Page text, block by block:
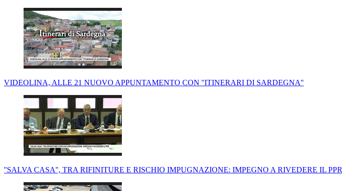
VIDEOLINA, ALLE 21 NUOVO APPUNTAMENTO CON ''ITINERARI DI SARDEGNA''
''SALVA CASA'', TRA RIFINITURE E RISCHIO IMPUGNAZIONE: IMPEGNO A RIVEDERE IL PPR